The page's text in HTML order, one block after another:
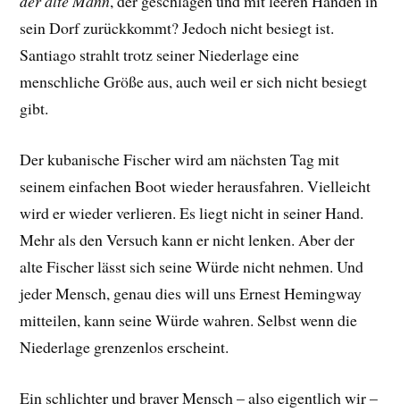
sein Dorf zurückkommt? Jedoch nicht besiegt ist.
Santiago strahlt trotz seiner Niederlage eine
menschliche Größe aus, auch weil er sich nicht besiegt
gibt.
Der kubanische Fischer wird am nächsten Tag mit
seinem einfachen Boot wieder herausfahren. Vielleicht
wird er wieder verlieren. Es liegt nicht in seiner Hand.
Mehr als den Versuch kann er nicht lenken. Aber der
alte Fischer lässt sich seine Würde nicht nehmen. Und
jeder Mensch, genau dies will uns Ernest Hemingway
mitteilen, kann seine Würde wahren. Selbst wenn die
Niederlage grenzenlos erscheint.
Ein schlichter und braver Mensch – also eigentlich wir –